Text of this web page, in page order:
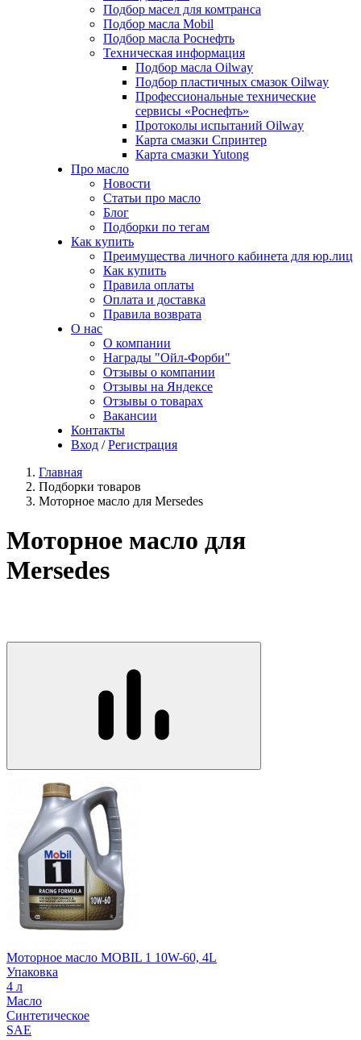
Подбор масел для комтранса
Подбор масла Mobil
Подбор масла Роснефть
Техническая информация
Подбор масла Oilway
Подбор пластичных смазок Oilway
Профессиональные технические
сервисы «Роснефть»
Протоколы испытаний Oilway
Карта смазки Спринтер
Карта смазки Yutong
Про масло
Новости
Статьи про масло
Блог
Подборки по тегам
Как купить
Преимущества личного кабинета для юр.лиц
Как купить
Правила оплаты
Оплата и доставка
Правила возврата
О нас
О компании
Награды "Ойл-Форби"
Отзывы о компании
Отзывы на Яндексе
Отзывы о товарах
Вакансии
Контакты
Вход / Регистрация
Главная
Подборки товаров
Моторное масло для Mersedes
Моторное масло для
Mersedes
Моторное масло MOBIL 1 10W-60, 4L
Упаковка
4 л
Масло
Синтетическое
SAE